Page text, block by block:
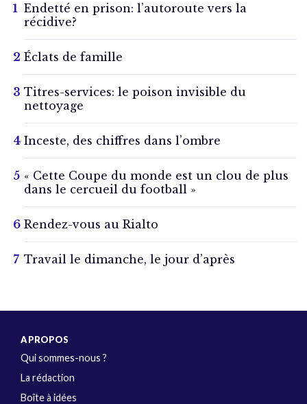
Endetté en prison: l’autoroute vers la
récidive?
Éclats de famille
Titres-services: le poison invisible du
nettoyage
Inceste, des chiffres dans l’ombre
« Cette Coupe du monde est un clou de plus
dans le cercueil du football »
Rendez-vous au Rialto
Travail le dimanche, le jour d’après
A PROPOS
Qui sommes-nous ?
La rédaction
Boîte à idées